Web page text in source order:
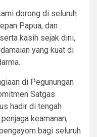
dorong di seluruh
Papua, dan
kasih sejak dini,
yang kuat di
di Pegunungan
Satgas
hadir di tengah
keamanan,
bagi seluruh